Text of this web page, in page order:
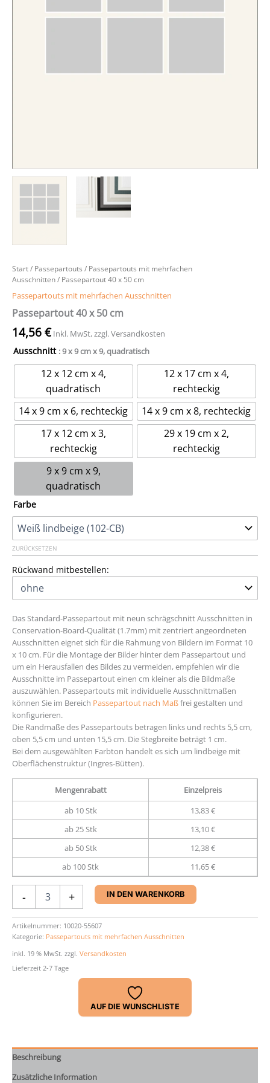
Start/ Passepartouts / Passepartouts mit mehrfachen
Ausschnitten/ Passepartout 40 x 50 cm
Passepartouts mit mehrfachen Ausschnitten
Passepartout 40 x 50 cm
14,56€ Inkl. MwSt, zzgl. Versandkosten
Ausschnitt : 9 x 9 cm x 9, quadratisch
12 x 12 cm x 4,
quadratisch
12 x 17 cm x 4,
rechteckig
14 x 9 cm x 6, rechteckig
14 x 9 cm x 8, rechteckig
17 x 12 cm x 3,
rechteckig
29 x 19 cm x 2,
rechteckig
9 x 9 cm x 9,
quadratisch
Farbe
ZURÜCKSETZEN
Rückwand mitbestellen:
Das Standard-Passepartout mit neun schrägschnitt Ausschnitten in
Conservation-Board-Qualität (1.7mm) mit zentriert angeordneten
Ausschnitten eignet sich für die Rahmung von Bildern im Format 10
x 10 cm. Für die Montage der Bilder hinter dem Passepartout und
um ein Herausfallen des Bildes zu vermeiden, empfehlen wir die
Ausschnitte im Passepartout einen cm kleiner als die Bildmaße
auszuwählen. Passepartouts mit individuelle Ausschnittmaßen
können Sie im Bereich Passepartout nach Maßfrei gestalten und
konfigurieren.
Die Randmaße des Passepartouts betragen links und rechts 5,5 cm,
oben 5,5 cm und unten 15,5 cm. Die Stegbreite beträgt 1 cm.
Bei dem ausgewählten Farbton handelt es sich um lindbeige mit
Oberflächenstruktur (Ingres-Bütten).
Mengenrabatt
Einzelpreis
ab 10 Stk
13,83 €
ab 25 Stk
13,10 €
ab 50 Stk
12,38 €
ab 100 Stk
11,65 €
-
x
50
cm
Menge
+ IN DEN WARENKORB
Artikelnummer: 10020-55607
Kategorie: Passepartouts mit mehrfachen Ausschnitten
inkl. 19 % MwSt. zzgl. Versandkosten
Lieferzeit 2-7 Tage
AUF DIE WUNSCHLISTE
Beschreibung
Zusätzliche Information